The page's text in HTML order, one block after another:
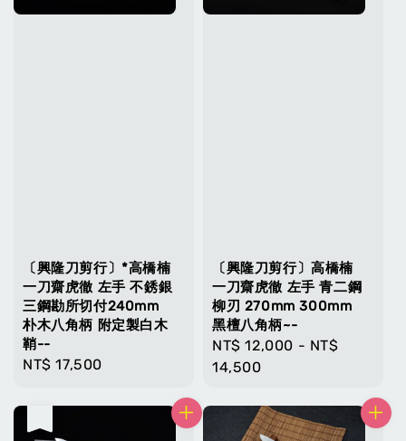
〔興隆刀剪行〕*高橋楠
一刀齋虎徹 左手 不銹銀
三鋼勘所切付240mm
朴木八角柄 附定製白木
鞘--
Regular
NT$ 17,500
〔興隆刀剪行〕高橋楠
一刀齋虎徹 左手 青二鋼
柳刃 270mm 300mm
黑檀八角柄~-
Regular
price
NT$ 12,000 - NT$
14,500